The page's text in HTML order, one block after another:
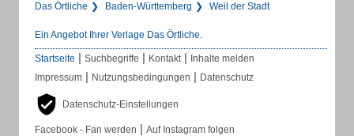
Das Örtliche Baden-Württemberg Weil der Stadt
Ein Angebot Ihrer Verlage Das Örtliche.
Startseite | Suchbegriffe | Kontakt | Inhalte melden
Impressum | Nutzungsbedingungen | Datenschutz
Datenschutz-Einstellungen
Facebook - Fan werden | Auf Instagram folgen